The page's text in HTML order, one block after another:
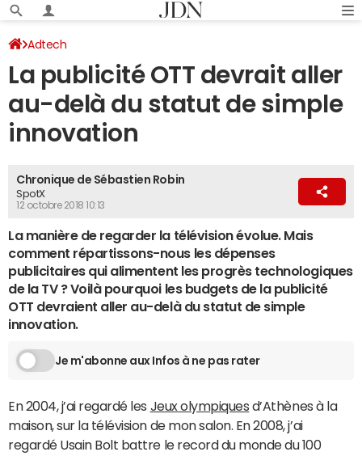
Adtech
La publicité OTT devrait aller
au-delà du statut de simple
innovation
Chronique de Sébastien Robin
SpotX
12 octobre 2018 10:13
La manière de regarder la télévision évolue. Mais
comment répartissons-nous les dépenses
publicitaires qui alimentent les progrès technologiques
de la TV ? Voilà pourquoi les budgets de la publicité
OTT devraient aller au-delà du statut de simple
innovation.
Je m'abonne aux Infos à ne pas rater
En 2004, j’ai regardé les Jeux olympiques d’Athènes à la
maison, sur la télévision de mon salon. En 2008, j’ai
regardé Usain Bolt battre le record du monde du 100